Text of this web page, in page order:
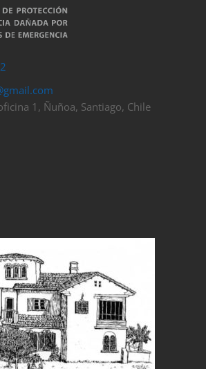
1, Ñuñoa, Santiago, Chile